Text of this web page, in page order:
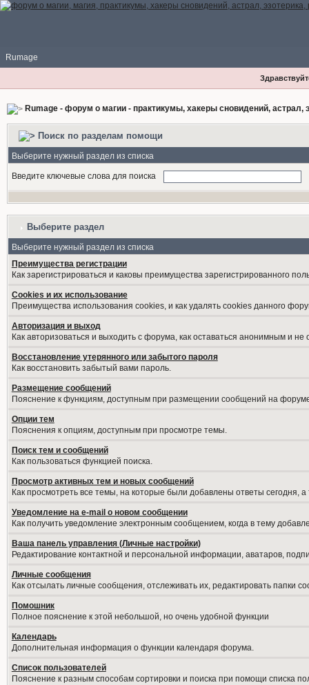
Rumage
Rumage - форум о магии - практикумы, хакеры сновидений, астрал,
Поиск по разделам помощи
Выберите нужный раздел из списка
Введите ключевые слова для поиска
Выберите раздел
Выберите нужный раздел из списка
Преимущества регистрации
Как зарегистрироваться и каковы преимущества зарегистрированного
Cookies и их использование
Преимущества использования cookies, и как удалять cookies данного
Авторизация и выход
Как авторизоваться и выходить с форума, как оставаться анонимным и
Восстановление утерянного или забытого пароля
Как восстановить забытый вами пароль.
Размещение сообщений
Пояснение к функциям, доступным при размещении сообщений на
Опции тем
Пояснения к опциям, доступным при просмотре темы.
Поиск тем и сообщений
Как пользоваться функцией поиска.
Просмотр активных тем и новых сообщений
Как просмотреть все темы, на которые были добавлены ответы сегодня,
Уведомление на е-mail о новом сообщении
Как получить уведомление электронным сообщением, когда в тему
Ваша панель управления (Личные настройки)
Редактирование контактной и персональной информации, аватаров,
Личные сообщения
Как отсылать личные сообщения, отслеживать их, редактировать папки
Помошник
Полное пояснение к этой небольшой, но очень удобной функции
Календарь
Дополнительная информация о функции календаря форума.
Список пользователей
Пояснение к разным способам сортировки и поиска при помощи списка